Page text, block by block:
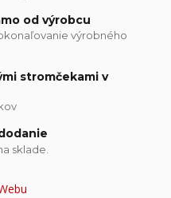
od výrobcu
výrobného
stromčekami v
sklade.